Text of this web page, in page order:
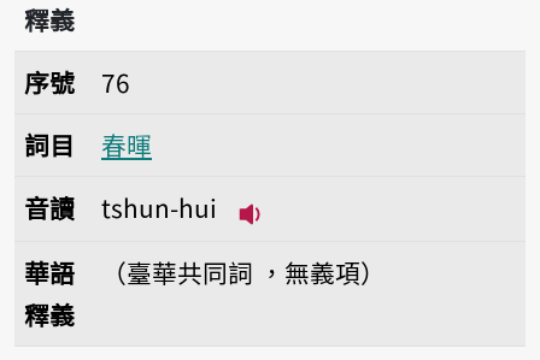
釋義
序號76春暉
序號
76
詞目
春暉
音讀
tshun-hui
華語
釋義
（臺華共同詞 ，無義項）